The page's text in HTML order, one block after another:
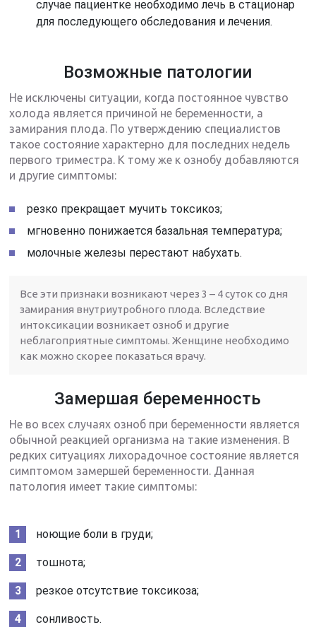
случае пациентке необходимо лечь в стационар
для последующего обследования и лечения.
Возможные патологии
Не исключены ситуации, когда постоянное чувство
холода является причиной не беременности, а
замирания плода. По утверждению специалистов
такое состояние характерно для последних недель
первого триместра. К тому же к ознобу добавляются
и другие симптомы:
резко прекращает мучить токсикоз;
мгновенно понижается базальная температура;
молочные железы перестают набухать.
Все эти признаки возникают через 3 – 4 суток со дня
замирания внутриутробного плода. Вследствие
интоксикации возникает озноб и другие
неблагоприятные симптомы. Женщине необходимо
как можно скорее показаться врачу.
Замершая беременность
Не во всех случаях озноб при беременности является
обычной реакцией организма на такие изменения. В
редких ситуациях лихорадочное состояние является
симптомом замершей беременности. Данная
патология имеет такие симптомы:
ноющие боли в груди;
тошнота;
резкое отсутствие токсикоза;
сонливость.